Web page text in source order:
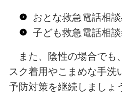
おとな救急電話相談
子ども救急電話相談
また、陰性の場合でも
スク着用やこまめな手洗
予防対策を継続しましょ